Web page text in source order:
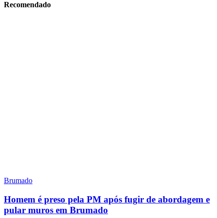
Recomendado
Brumado
Homem é preso pela PM após fugir de abordagem e
pular muros em Brumado